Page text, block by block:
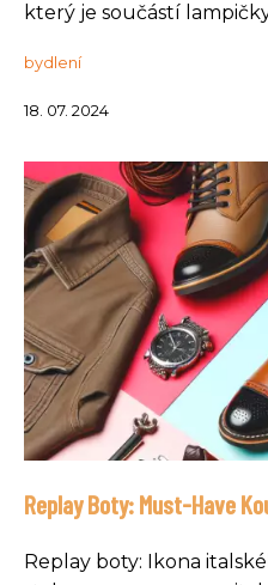
který je součástí
bydlení
18. 07. 2024
Replay Boty: Must-Have
Replay boty: Ikona